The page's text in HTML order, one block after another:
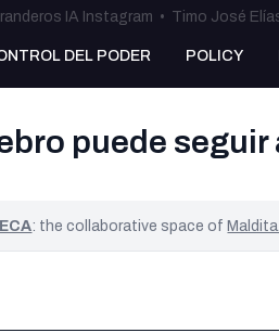
IA Instagram • Timo José
DEL PODER POLICY
puede
: the collaborative space of